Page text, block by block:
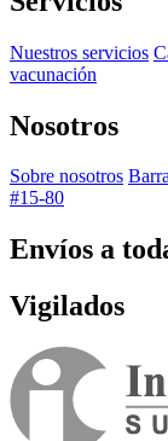
Nuestros servicios
vacunación
Nosotros
Sobre nosotros
#15-80
Envíos a
Vigilados